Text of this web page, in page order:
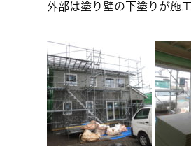
外部は塗り壁の下塗りが施